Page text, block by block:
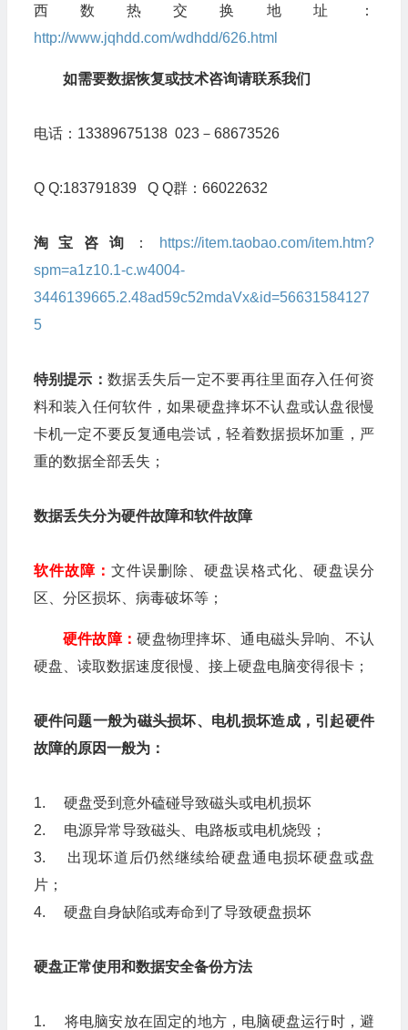
西数热交换地址：
http://www.jqhdd.com/wdhdd/626.html
如需要数据恢复或技术咨询请联系我们
电话：13389675138 023－68673526
Q Q:183791839 Q Q群：66022632
淘宝咨询 ：
https://item.taobao.com/item.htm?
spm=a1z10.1-c.w4004-
3446139665.2.48ad59c52mdaVx&id=56631584127
5
特别提示：数据丢失后一定不要再往里面存入任何资
料和装入任何软件，如果硬盘摔坏不认盘或认盘很慢
卡机一定不要反复通电尝试，轻着数据损坏加重，严
重的数据全部丢失；
数据丢失分为硬件故障和软件故障
软件故障： 文件误删除、硬盘误格式化、硬盘误分
区、分区损坏、病毒破坏等；
硬件故障：硬盘物理摔坏、通电磁头异响、不认
硬盘、读取数据速度很慢、接上硬盘电脑变得很卡；
硬件问题一般为磁头损坏、电机损坏造成，引起硬件
故障的原因一般为：
1. 硬盘受到意外磕碰导致磁头或电机损坏
2. 电源异常导致磁头、电路板或电机烧毁；
3. 出现坏道后仍然继续给硬盘通电损坏硬盘或盘
片；
4. 硬盘自身缺陷或寿命到了导致硬盘损坏
硬盘正常使用和数据安全备份方法
1. 将电脑安放在固定的地方，电脑硬盘运行时，避